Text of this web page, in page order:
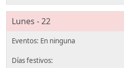
Lunes - 22